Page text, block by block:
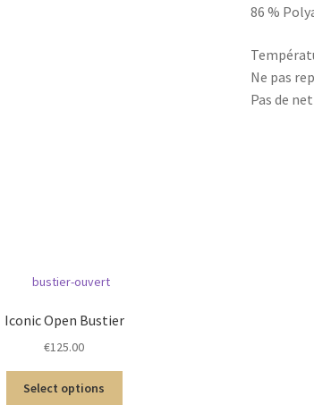
86 %
Ne pas
Pas de
Iconic Open Bustier
€125.00
Select options